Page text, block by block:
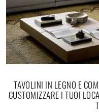
TAVOLINI IN LEGNO E
CUSTOMIZZARE I TUOI